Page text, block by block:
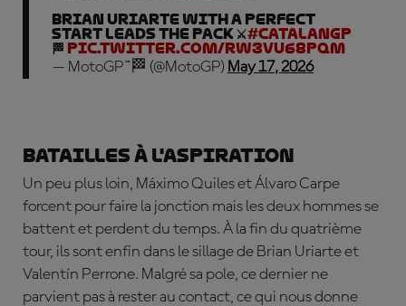
Brian Uriarte with a perfect
start leads the pack ⚔️#CatalanGP
🏁 pic.twitter.com/rw3vu68PQm
— MotoGP™🏁 (@MotoGP) May 17, 2026
Batailles à l'aspiration
Un peu plus loin, Máximo Quiles et Álvaro Carpe
forcent pour faire la jonction mais les deux hommes se
battent et perdent du temps. À la fin du quatrième
tour, ils sont enfin dans le sillage de Brian Uriarte et
Valentín Perrone. Malgré sa pole, ce dernier ne
parvient pas à rester au contact, ce qui nous donne